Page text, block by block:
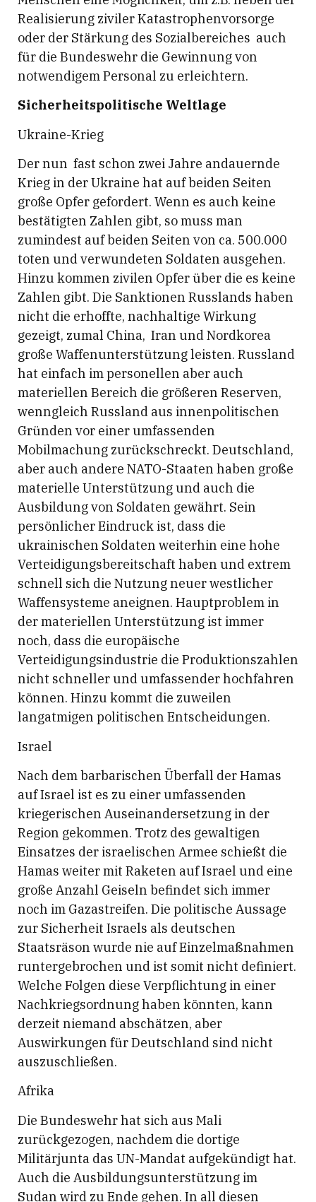
Realisierung ziviler Katastrophenvorsorge
oder der Stärkung des Sozialbereiches auch
für die Bundeswehr die Gewinnung von
notwendigem Personal zu erleichtern.
Sicherheitspolitische Weltlage
Ukraine-Krieg
Der nun fast schon zwei Jahre andauernde
Krieg in der Ukraine hat auf beiden Seiten
große Opfer gefordert. Wenn es auch keine
bestätigten Zahlen gibt, so muss man
zumindest auf beiden Seiten von ca. 500.000
toten und verwundeten Soldaten ausgehen.
Hinzu kommen zivilen Opfer über die es keine
Zahlen gibt. Die Sanktionen Russlands haben
nicht die erhoffte, nachhaltige Wirkung
gezeigt, zumal China, Iran und Nordkorea
große Waffenunterstützung leisten. Russland
hat einfach im personellen aber auch
materiellen Bereich die größeren Reserven,
wenngleich Russland aus innenpolitischen
Gründen vor einer umfassenden
Mobilmachung zurückschreckt. Deutschland,
aber auch andere NATO-Staaten haben große
materielle Unterstützung und auch die
Ausbildung von Soldaten gewährt. Sein
persönlicher Eindruck ist, dass die
ukrainischen Soldaten weiterhin eine hohe
Verteidigungsbereitschaft haben und extrem
schnell sich die Nutzung neuer westlicher
Waffensysteme aneignen. Hauptproblem in
der materiellen Unterstützung ist immer
noch, dass die europäische
Verteidigungsindustrie die Produktionszahlen
nicht schneller und umfassender hochfahren
können. Hinzu kommt die zuweilen
langatmigen politischen Entscheidungen.
Israel
Nach dem barbarischen Überfall der Hamas
auf Israel ist es zu einer umfassenden
kriegerischen Auseinandersetzung in der
Region gekommen. Trotz des gewaltigen
Einsatzes der israelischen Armee schießt die
Hamas weiter mit Raketen auf Israel und eine
große Anzahl Geiseln befindet sich immer
noch im Gazastreifen. Die politische Aussage
zur Sicherheit Israels als deutschen
Staatsräson wurde nie auf Einzelmaßnahmen
runtergebrochen und ist somit nicht definiert.
Welche Folgen diese Verpflichtung in einer
Nachkriegsordnung haben könnten, kann
derzeit niemand abschätzen, aber
Auswirkungen für Deutschland sind nicht
auszuschließen.
Afrika
Die Bundeswehr hat sich aus Mali
zurückgezogen, nachdem die dortige
Militärjunta das UN-Mandat aufgekündigt hat.
Auch die Ausbildungsunterstützung im
Sudan wird zu Ende gehen. In all diesen